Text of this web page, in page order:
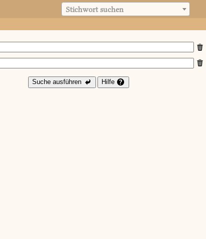
Stichwort suchen
Suche ausführen Hilfe